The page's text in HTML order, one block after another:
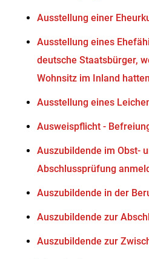
Ausstellung einer
Ausstellung eines
deutsche Staatsbürger,
Wohnsitz im Inland hatten
Ausstellung eines
Ausweispflicht -
Auszubildende im Obst-
Abschlussprüfung
Auszubildende in der
Auszubildende zur
Auszubildende zur